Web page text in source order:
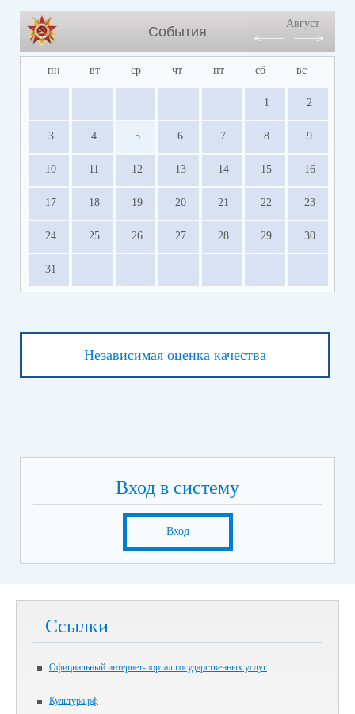
События
Август
пн вт ср чт пт сб вс
1 2
3 4 5 6 7 8 9
10 11 12 13 14 15 16
17 18 19 20 21 22 23
24 25 26 27 28 29 30
31
Независимая оценка качества
Вход в систему
Вход
Ссылки
Официальный интернет-портал государственных услуг
Культура.рф